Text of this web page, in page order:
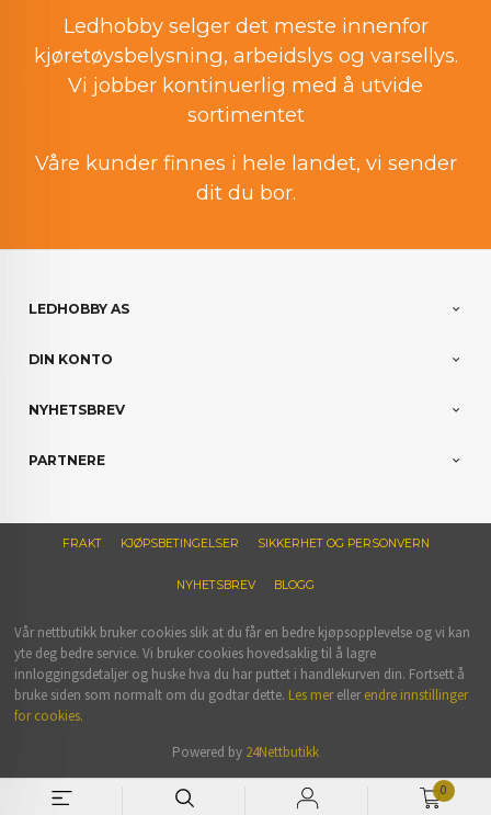
0
Ledhobby selger det meste innenfor
kjøretøysbelysning, arbeidslys og varsellys.
Vi jobber kontinuerlig med å utvide
sortimentet
Våre kunder finnes i hele landet, vi sender
dit du bor.
LEDHOBBY AS
DIN KONTO
NYHETSBREV
PARTNERE
FRAKT KJØPSBETINGELSER SIKKERHET OG PERSONVERN
NYHETSBREV BLOGG
Vår nettbutikk bruker cookies slik at du får en bedre kjøpsopplevelse og vi kan
yte deg bedre service. Vi bruker cookies hovedsaklig til å lagre
innloggingsdetaljer og huske hva du har puttet i handlekurven din. Fortsett å
bruke siden som normalt om du godtar dette. Les merellerendre innstillinger
for cookies.
Powered by 24Nettbutikk